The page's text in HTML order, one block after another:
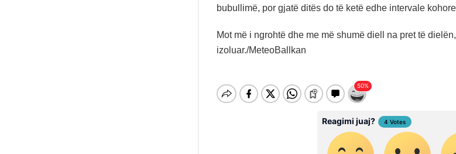
bubullimë, por gjatë ditës do të ketë edhe intervale
Mot më i ngrohtë dhe me më shumë diell na pret të
izoluar./MeteoBallkan